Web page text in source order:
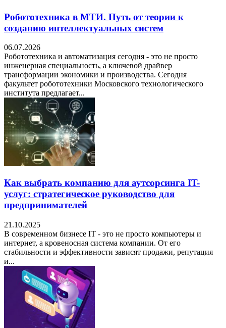
Робототехника в МТИ. Путь от теории к
созданию интеллектуальных систем
06.07.2026
Робототехника и автоматизация сегодня - это не просто
инженерная специальность, а ключевой драйвер
трансформации экономики и производства. Сегодня
факультет робототехники Московского технологического
института предлагает...
Как выбрать компанию для аутсорсинга IT-
услуг: стратегическое руководство для
предпринимателей
21.10.2025
В современном бизнесе IT - это не просто компьютеры и
интернет, а кровеносная система компании. От его
стабильности и эффективности зависят продажи, репутация
и...